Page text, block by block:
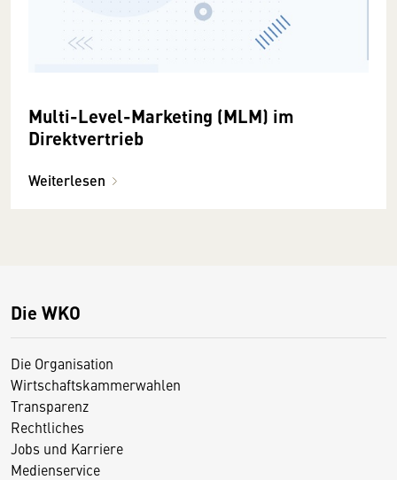
Multi-Level-Marketing (MLM) im
Direktvertrieb
Weiterlesen
Die WKO
Die Organisation
Wirtschaftskammerwahlen
Transparenz
Rechtliches
Jobs und Karriere
Medienservice